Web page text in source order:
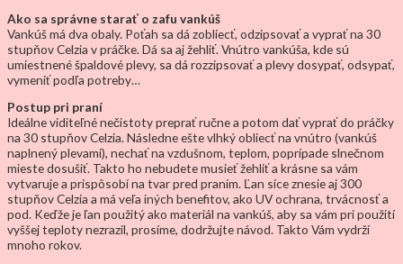
Ako sa správne starať o zafu vankúš
Vankúš má dva obaly. Poťah sa dá zobliecť, odzipsovať a vyprať na 30
stupňov Celzia v práčke. Dá sa aj žehliť. Vnútro vankúša, kde sú
umiestnené špaldové plevy, sa dá rozzipsovať a plevy dosypať, odsypať,
vymeniť podľa potreby…
Postup pri praní
Ideálne viditeľné nečistoty preprať ručne a potom dať vyprať do práčky
na 30 stupňov Celzia. Následne ešte vlhký obliecť na vnútro (vankúš
naplnený plevami), nechať na vzdušnom, teplom, poprípade slnečnom
mieste dosušiť. Takto ho nebudete musieť žehliť a krásne sa vám
vytvaruje a prispôsobí na tvar pred praním. Ľan síce znesie aj 300
stupňov Celzia a má veľa iných benefitov, ako UV ochrana, trvácnosť a
pod. Keďže je ľan použitý ako materiál na vankúš, aby sa vám pri použití
vyššej teploty nezrazil, prosíme, dodržujte návod. Takto Vám vydrží
mnoho rokov.